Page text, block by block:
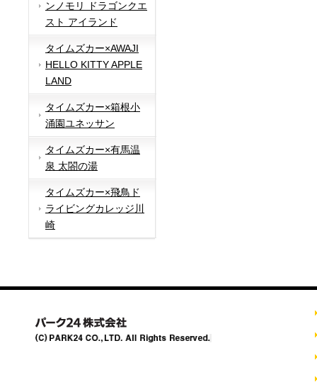
ンノモリ ドラゴンクエ
スト アイランド
タイムズカー×AWAJI
HELLO KITTY APPLE
LAND
タイムズカー×箱根小
涌園ユネッサン
タイムズカー×有馬温
泉 太閤の湯
タイムズカー×飛鳥ド
ライビングカレッジ川
崎